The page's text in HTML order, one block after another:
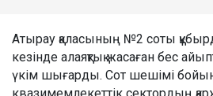
Атырау қаласының №2 соты
кезінде алаяқтық жасаған бес
үкім шығарды. Сот шешімі